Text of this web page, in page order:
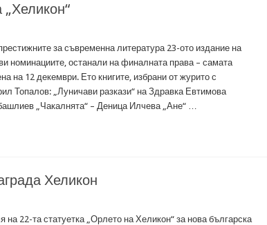
за съвременна литература 23-ото издание на
номинациите, останали на финалната права – самата
на 12 декември. Ето книгите, избрани от журито с
Топалов: „Луничави разкази“ на Здравка Евтимова
„Чакалнята“ – Деница Илчева „Ане“ …
Хеликон
на 22-та статуетка „Орлето на Хеликон“ за нова българска